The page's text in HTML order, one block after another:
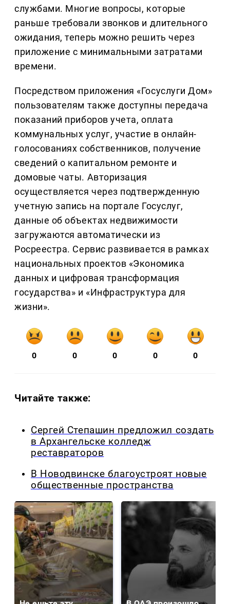
службами. Многие вопросы, которые
раньше требовали звонков и длительного
ожидания, теперь можно решить через
приложение с минимальными затратами
времени.
Посредством приложения «Госуслуги Дом»
пользователям также доступны передача
показаний приборов учета, оплата
коммунальных услуг, участие в онлайн-
голосованиях собственников, получение
сведений о капитальном ремонте и
домовые чаты. Авторизация
осуществляется через подтвержденную
учетную запись на портале Госуслуг,
данные об объектах недвижимости
загружаются автоматически из
Росреестра. Сервис развивается в рамках
национальных проектов «Экономика
данных и цифровая трансформация
государства» и «Инфраструктура для
жизни».
0 0 0 0 0
Читайте также:
Сергей Степашин предложил создать
в Архангельске колледж
реставраторов
В Новодвинске благоустроят новые
общественные пространства